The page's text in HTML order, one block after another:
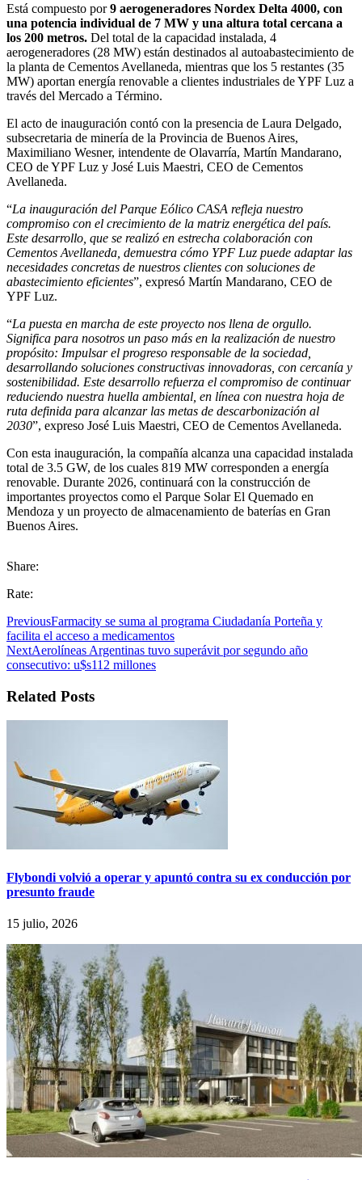
Está compuesto por9 aerogeneradores Nordex Delta 4000, con
una potencia individual de 7 MW y una altura total cercana a
los 200 metros. Del total de la capacidad instalada, 4
aerogeneradores (28 MW) están destinados al autoabastecimiento de
la planta de Cementos Avellaneda, mientras que los 5 restantes (35
MW) aportan energía renovable a clientes industriales de YPF Luz a
través del Mercado a Término.
El acto de inauguración contó con la presencia de Laura Delgado,
subsecretaria de minería de la Provincia de Buenos Aires,
Maximiliano Wesner, intendente de Olavarría, Martín Mandarano,
CEO de YPF Luz y José Luis Maestri, CEO de Cementos
Avellaneda.
“La inauguración del Parque Eólico CASA refleja nuestro
compromiso con el crecimiento de la matriz energética del país.
Este desarrollo, que se realizó en estrecha colaboración con
Cementos Avellaneda, demuestra cómo YPF Luz puede adaptar las
necesidades concretas de nuestros clientes con soluciones de
abastecimiento eficientes”, expresó Martín Mandarano, CEO de
YPF Luz.
“La puesta en marcha de este proyecto nos llena de orgullo.
Significa para nosotros un paso más en la realización de nuestro
propósito: Impulsar el progreso responsable de la sociedad,
desarrollando soluciones constructivas innovadoras, con cercanía y
sostenibilidad. Este desarrollo refuerza el compromiso de continuar
reduciendo nuestra huella ambiental, en línea con nuestra hoja de
ruta definida para alcanzar las metas de descarbonización al
2030”, expreso José Luis Maestri, CEO de Cementos Avellaneda.
Con esta inauguración, la compañía alcanza una capacidad instalada
total de 3.5 GW, de los cuales 819 MW corresponden a energía
renovable. Durante 2026, continuará con la construcción de
importantes proyectos como el Parque Solar El Quemado en
Mendoza y un proyecto de almacenamiento de baterías en Gran
Buenos Aires.
Share:
Rate:
PreviousFarmacity se suma al programa Ciudadanía Porteña y
facilita el acceso a medicamentos
NextAerolíneas Argentinas tuvo superávit por segundo año
consecutivo: u$s112 millones
Related Posts
Flybondi volvió a operar y apuntó contra su ex conducción por
presunto fraude
15 julio, 2026